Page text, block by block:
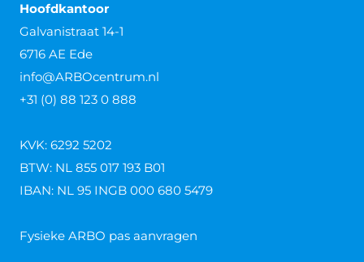
Hoofdkantoor
Galvanistraat 14-1
6716 AE Ede
info@ARBOcentrum.nl
+31 (0) 88 123 0 888
KVK: 6292 5202
BTW: NL 855 017 193 B01
IBAN: NL 95 INGB 000 680 5479
Fysieke ARBO pas aanvragen